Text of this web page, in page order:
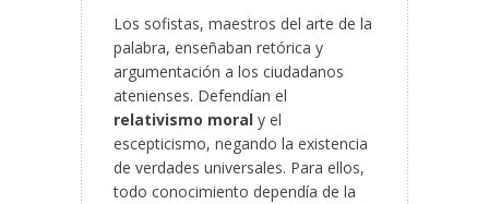
Los sofistas, maestros del arte de la
palabra, enseñaban retórica y
argumentación a los ciudadanos
atenienses. Defendían el
relativismo moral y el
escepticismo, negando la existencia
de verdades universales. Para ellos,
todo conocimiento dependía de la